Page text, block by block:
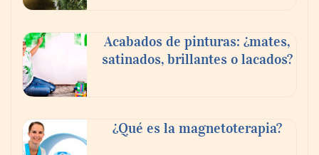
buscan proyectar talento mexicano y
fortalecer el turismo médico
Acabados de pinturas: ¿mates,
satinados, brillantes o lacados?
¿Qué es la magnetoterapia?